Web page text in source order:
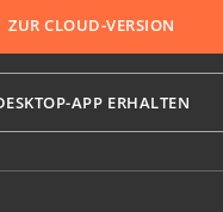
ZUR CLOUD-VERSION
APP ERHALTEN